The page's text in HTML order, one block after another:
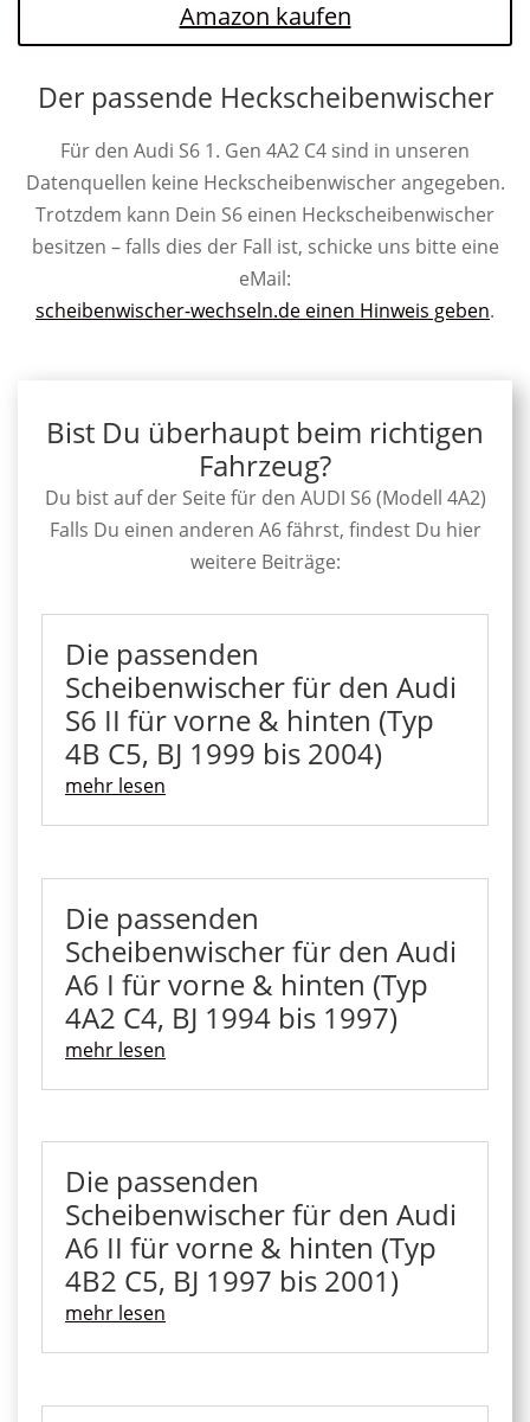
Amazon kaufen
Der passende Heckscheibenwischer
Für den Audi S6 1. Gen 4A2 C4 sind in unseren
Datenquellen keine Heckscheibenwischer angegeben.
Trotzdem kann Dein S6 einen Heckscheibenwischer
besitzen – falls dies der Fall ist, schicke uns bitte eine
eMail:
scheibenwischer-wechseln.de einen Hinweis geben.
Bist Du überhaupt beim richtigen
Fahrzeug?
Du bist auf der Seite für den AUDI S6 (Modell 4A2)
Falls Du einen anderen A6 fährst, findest Du hier
weitere Beiträge:
Die passenden
Scheibenwischer für den Audi
S6 II für vorne & hinten (Typ
4B C5, BJ 1999 bis 2004)
mehr lesen
Die passenden
Scheibenwischer für den Audi
A6 I für vorne & hinten (Typ
4A2 C4, BJ 1994 bis 1997)
mehr lesen
Die passenden
Scheibenwischer für den Audi
A6 II für vorne & hinten (Typ
4B2 C5, BJ 1997 bis 2001)
mehr lesen